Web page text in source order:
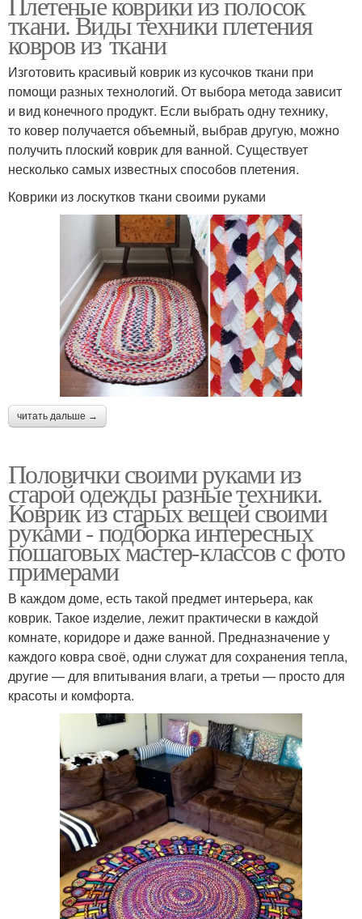
ткани. Виды техники плетения
ковров из ткани
Изготовить красивый коврик из кусочков ткани при
помощи разных технологий. От выбора метода зависит
и вид конечного продукт. Если выбрать одну технику,
то ковер получается объемный, выбрав другую, можно
получить плоский коврик для ванной. Существует
несколько самых известных способов плетения.
Коврики из лоскутков ткани своими руками
читать дальше →
Половички своими руками из
старой одежды разные техники.
Коврик из старых вещей своими
руками - подборка интересных
пошаговых мастер-классов с фото
примерами
В каждом доме, есть такой предмет интерьера, как
коврик. Такое изделие, лежит практически в каждой
комнате, коридоре и даже ванной. Предназначение у
каждого ковра своё, одни служат для сохранения тепла,
другие — для впитывания влаги, а третьи — просто для
красоты и комфорта.